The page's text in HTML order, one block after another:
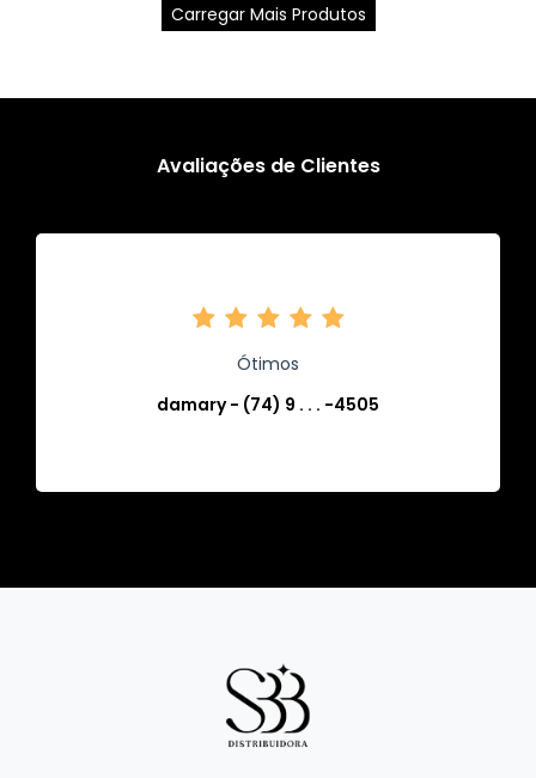
Carregar Mais Produtos
Avaliações de Clientes
Ótimos
damary - (74) 9 . . . -4505